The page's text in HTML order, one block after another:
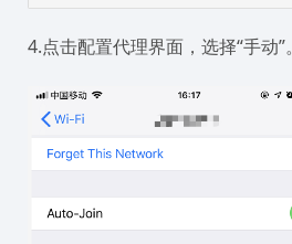
4.点击配置代理界面，选择“手动”。